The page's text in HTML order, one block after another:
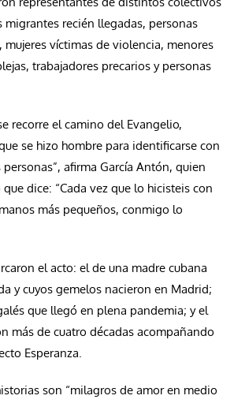
recién llegadas, personas
víctimas de violencia, menores
trabajadores precarios y personas
recorre el camino del Evangelio,
se hizo hombre para identificarse con
afirma García Antón, quien
dice: “Cada vez que lo hicisteis con
más pequeños, conmigo lo
el acto: el de una madre cubana
y cuyos gemelos nacieron en Madrid;
que llegó en plena pandemia; y el
más de cuatro décadas acompañando
Esperanza.
son “milagros de amor en medio